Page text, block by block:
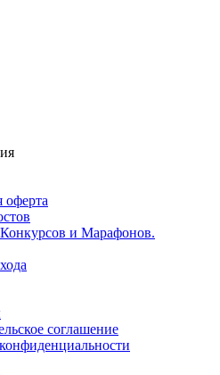
оферта
и Марафонов.
соглашение